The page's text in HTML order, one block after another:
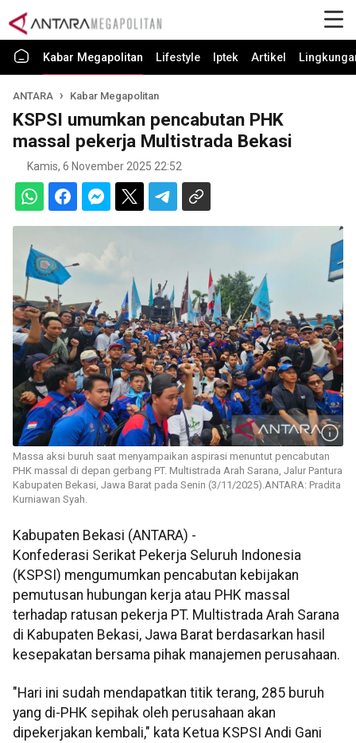
Kabar Megapolitan Lifestyle Iptek Artikel
ANTARA Kabar Megapolitan
KSPSI umumkan pencabutan PHK
massal pekerja Multistrada Bekasi
Kamis, 6 November 2025 22:52
Massa aksi buruh saat menyampaikan aspirasi menuntut pencabutan
PHK massal di depan gerbang PT. Multistrada Arah Sarana, Jalur Pantura
Kabupaten Bekasi, Jawa Barat pada Senin (3/11/2025).ANTARA: Pradita
Kurniawan Syah.
Kabupaten Bekasi (ANTARA) -
Konfederasi Serikat Pekerja Seluruh Indonesia
(KSPSI) mengumumkan pencabutan kebijakan
pemutusan hubungan kerja atau PHK massal
terhadap ratusan pekerja PT. Multistrada Arah Sarana
di Kabupaten Bekasi, Jawa Barat berdasarkan hasil
kesepakatan bersama pihak manajemen perusahaan.
"Hari ini sudah mendapatkan titik terang, 285 buruh
yang di-PHK sepihak oleh perusahaan akan
dipekerjakan kembali," kata Ketua KSPSI Andi Gani